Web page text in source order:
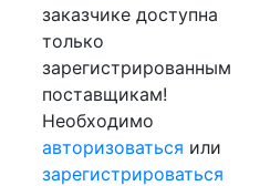
заказчике доступна
только
зарегистрированным
поставщикам!
Необходимо
авторизоваться или
зарегистрироваться